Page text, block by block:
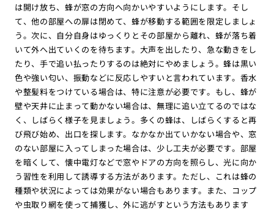
は開け放ち、蜂が窓の方向へ向かいやすいようにします。そし
て、他の部屋への扉は閉めて、蜂が移動する範囲を限定しましょ
う。次に、自分自身はゆっくりとその部屋から離れ、蜂が落ち着
いて外へ出ていくのを待ちます。大声を出したり、急な動きをし
たり、手で追い払ったりするのは絶対にやめましょう。蜂は黒い
色や強い匂い、振動などに反応しやすいと言われています。香水
や整髪料をつけている場合は、特に注意が必要です。もし、蜂が
壁や天井に止まって動かない場合は、無理に追い立てるのではな
く、しばらく様子を見ましょう。多くの蜂は、しばらくすると再
び飛び始め、出口を探します。なかなか出ていかない場合や、窓
のない部屋に入ってしまった場合は、少し工夫が必要です。部屋
を暗くして、懐中電灯などで窓やドアの方向を照らし、光に向か
う習性を利用して誘導する方法があります。ただし、これは蜂の
種類や状況によっては効果がない場合もあります。また、コップ
や虫取り網を使って捕獲し、外に逃がすという方法もあります